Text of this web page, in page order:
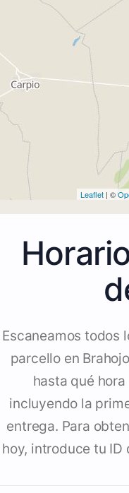
Leaflet | ©
Escaneamos todos
parcello en
hasta qué
incluyendo la
entrega. Para
hoy, introduce tu